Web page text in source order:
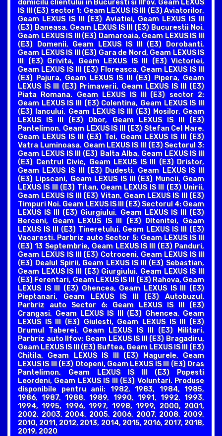
domicilu clientului in Bucuresti si Ilfov. Geam LEXUS
IS III (E3) sector 1: Geam LEXUS IS III (E3) Aviatorilor,
Geam LEXUS IS III (E3) Aviatiei, Geam LEXUS IS III
(E3) Baneasa, Geam LEXUS IS III (E3) Bucurestii Noi,
Geam LEXUS IS III (E3) Damaroaia, Geam LEXUS IS III
(E3) Domenii, Geam LEXUS IS III (E3) Dorobanti,
Geam LEXUS IS III (E3) Gara de Nord, Geam LEXUS IS
III (E3) Grivita, Geam LEXUS IS III (E3) Victoriei,
Geam LEXUS IS III (E3) Floreasca, Geam LEXUS IS III
(E3) Pajura, Geam LEXUS IS III (E3) Pipera, Geam
LEXUS IS III (E3) Primaverii, Geam LEXUS IS III (E3)
Piata Romana. Geam LEXUS IS III (E3) sector 2:
Geam LEXUS IS III (E3) Colentina, Geam LEXUS IS III
(E3) Iancului, Geam LEXUS IS III (E3) Mosilor, Geam
LEXUS IS III (E3) Obor, Geam LEXUS IS III (E3)
Pantelimon, Geam LEXUS IS III (E3) Stefan Cel Mare,
Geam LEXUS IS III (E3) Tei, Geam LEXUS IS III (E3)
Vatra Luminoasa. Geam LEXUS IS III (E3) Sectorul 3:
Geam LEXUS IS III (E3) Balta Alba, Geam LEXUS IS III
(E3) Centrul Civic, Geam LEXUS IS III (E3) Dristor,
Geam LEXUS IS III (E3) Dudesti, Geam LEXUS IS III
(E3) Lipscani, Geam LEXUS IS III (E3) Muncii, Geam
LEXUS IS III (E3) Titan, Geam LEXUS IS III (E3) Unirii,
Geam LEXUS IS III (E3) Vitan, Geam LEXUS IS III (E3)
Timpuri Noi. Geam LEXUS IS III (E3) Sectorul 4: Geam
LEXUS IS III (E3) Giurgiului, Geam LEXUS IS III (E3)
Berceni, Geam LEXUS IS III (E3) Oltenitei, Geam
LEXUS IS III (E3) Tineretului, Geam LEXUS IS III (E3)
Vacaresti. Parbriz auto Sector 5: Geam LEXUS IS III
(E3) 13 Septembrie, Geam LEXUS IS III (E3) Panduri,
Geam LEXUS IS III (E3) Cotroceni, Geam LEXUS IS III
(E3) Dealul Spirii, Geam LEXUS IS III (E3) Sebastian,
Geam LEXUS IS III (E3) Giurgiului, Geam LEXUS IS III
(E3) Ferentari, Geam LEXUS IS III (E3) Rahova, Geam
LEXUS IS III (E3) Ghencea, Geam LEXUS IS III (E3)
Pieptanari, Geam LEXUS IS III (E3) Autobuzul.
Parbriz auto Sector 6: Geam LEXUS IS III (E3)
Crangasi, Geam LEXUS IS III (E3) Ghencea, Geam
LEXUS IS III (E3) Giulesti, Geam LEXUS IS III (E3)
Drumul Taberei, Geam LEXUS IS III (E3) Militari.
Parbriz auto Ilfov: Geam LEXUS IS III (E3) Bragadiru,
Geam LEXUS IS III (E3) Buftea, Geam LEXUS IS III (E3)
Chitila, Geam LEXUS IS III (E3) Magurele, Geam
LEXUS IS III (E3) Otopeni, Geam LEXUS IS III (E3) Oras
Pantelimon, Geam LEXUS IS III (E3) Popesti
Leordeni, Geam LEXUS IS III (E3) Voluntari. Produse
disponibile pentru anii: 1982, 1983, 1984, 1985,
1986, 1987, 1988, 1989, 1990, 1991, 1992, 1993,
1994, 1995, 1996, 1997, 1998, 1999, 2000, 2001,
2002, 2003, 2004, 2005, 2006, 2007, 2008, 2009,
2010, 2011, 2012, 2013, 2014, 2015, 2016, 2017, 2018,
2019, 2020